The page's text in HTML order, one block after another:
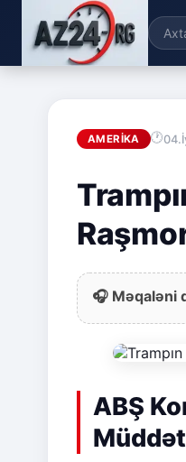
AMERIKA
🎧 Məqaləni
ABŞ